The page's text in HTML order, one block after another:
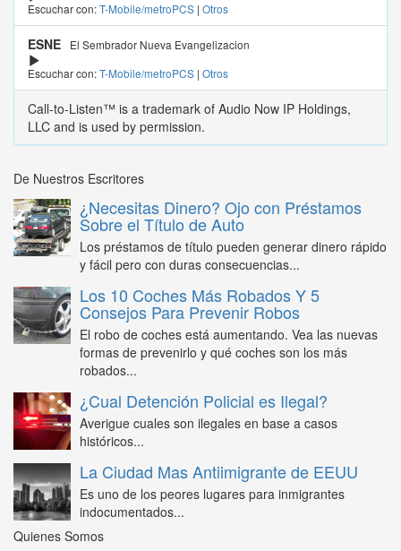
Escuchar con:T-Mobile/metroPCS | Otros
ESNE
El Sembrador Nueva Evangelizacion
Escuchar con:T-Mobile/metroPCS | Otros
Call-to-Listen™ is a trademark of Audio Now IP Holdings,
LLC and is used by permission.
De Nuestros Escritores
¿Necesitas Dinero? Ojo con Préstamos
Sobre el Título de Auto
Los préstamos de título pueden generar dinero rápido
y fácil pero con duras consecuencias...
Los 10 Coches Más Robados Y 5
Consejos Para Prevenir Robos
El robo de coches está aumentando. Vea las nuevas
formas de prevenirlo y qué coches son los más
robados...
¿Cual Detención Policial es Ilegal?
Averigue cuales son ilegales en base a casos
históricos...
La Ciudad Mas Antiimigrante de EEUU
Es uno de los peores lugares para inmigrantes
indocumentados...
Quienes Somos